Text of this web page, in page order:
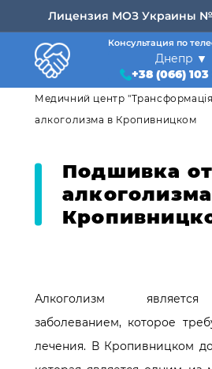
Лицензия МОЗ Украины
Консультация по
Днепр
+38 (066)
Медичний центр
алкоголизма в Кропивницком
Подшивка от
Алкоголизм
заболеванием, которое
лечения. В Кропивницком